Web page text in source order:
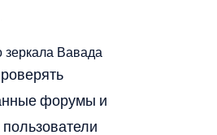
зеркала Вавада
форумы и